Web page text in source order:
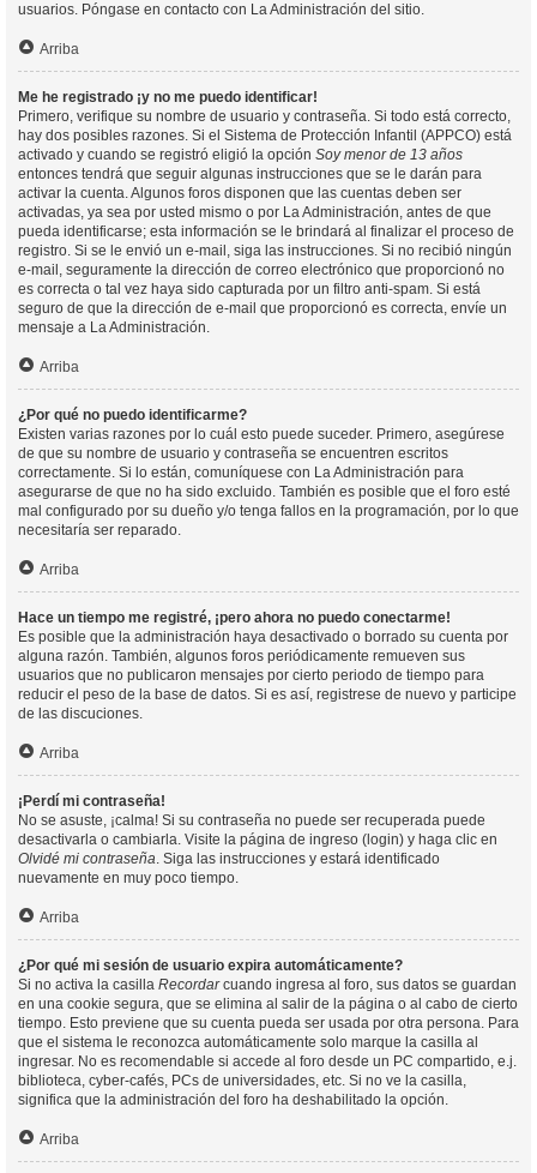
usuarios. Póngase en contacto con La Administración del sitio.
Arriba
Me he registrado ¡y no me puedo identificar!
Primero, verifique su nombre de usuario y contraseña. Si todo está correcto,
hay dos posibles razones. Si el Sistema de Protección Infantil (APPCO) está
activado y cuando se registró eligió la opción Soy menor de 13 años
entonces tendrá que seguir algunas instrucciones que se le darán para
activar la cuenta. Algunos foros disponen que las cuentas deben ser
activadas, ya sea por usted mismo o por La Administración, antes de que
pueda identificarse; esta información se le brindará al finalizar el proceso de
registro. Si se le envió un e-mail, siga las instrucciones. Si no recibió ningún
e-mail, seguramente la dirección de correo electrónico que proporcionó no
es correcta o tal vez haya sido capturada por un filtro anti-spam. Si está
seguro de que la dirección de e-mail que proporcionó es correcta, envíe un
mensaje a La Administración.
Arriba
¿Por qué no puedo identificarme?
Existen varias razones por lo cuál esto puede suceder. Primero, asegúrese
de que su nombre de usuario y contraseña se encuentren escritos
correctamente. Si lo están, comuníquese con La Administración para
asegurarse de que no ha sido excluido. También es posible que el foro esté
mal configurado por su dueño y/o tenga fallos en la programación, por lo que
necesitaría ser reparado.
Arriba
Hace un tiempo me registré, ¡pero ahora no puedo conectarme!
Es posible que la administración haya desactivado o borrado su cuenta por
alguna razón. También, algunos foros periódicamente remueven sus
usuarios que no publicaron mensajes por cierto periodo de tiempo para
reducir el peso de la base de datos. Si es así, registrese de nuevo y participe
de las discuciones.
Arriba
¡Perdí mi contraseña!
No se asuste, ¡calma! Si su contraseña no puede ser recuperada puede
desactivarla o cambiarla. Visite la página de ingreso (login) y haga clic en
Olvidé mi contraseña. Siga las instrucciones y estará identificado
nuevamente en muy poco tiempo.
Arriba
¿Por qué mi sesión de usuario expira automáticamente?
Si no activa la casilla Recordarcuando ingresa al foro, sus datos se guardan
en una cookie segura, que se elimina al salir de la página o al cabo de cierto
tiempo. Esto previene que su cuenta pueda ser usada por otra persona. Para
que el sistema le reconozca automáticamente solo marque la casilla al
ingresar. No es recomendable si accede al foro desde un PC compartido, e.j.
biblioteca, cyber-cafés, PCs de universidades, etc. Si no ve la casilla,
significa que la administración del foro ha deshabilitado la opción.
Arriba